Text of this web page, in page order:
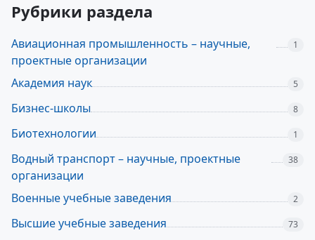
Рубрики раздела
Авиационная промышленность – научные,
проектные организации
1
Академия наук 5
Бизнес-школы 8
Биотехнологии 1
Водный транспорт – научные, проектные
организации
38
Военные учебные заведения 2
Высшие учебные заведения 73